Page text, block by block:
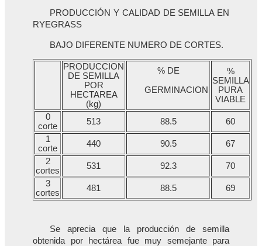
PRODUCCIÓN Y CALIDAD DE SEMILLA EN
RYEGRASS
BAJO DIFERENTE NUMERO DE CORTES.
PRODUCCION
DE SEMILLA
POR
HECTAREA
(kg)
% DE
GERMINACION
%
SEMILLA
PURA
VIABLE
0
corte
513 88.5
60
1
corte
440 90.5
67
2
cortes
531 92.3
70
3
cortes
481 88.5 69
Se aprecia que la producción de semilla
obtenida por hectárea fue muy semejante para